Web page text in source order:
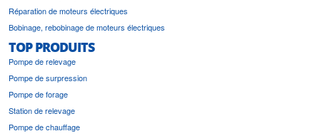
Réparation de moteurs électriques
Bobinage, rebobinage de moteurs électriques
TOP PRODUITS
Pompe de relevage
Pompe de surpression
Pompe de forage
Station de relevage
Pompe de chauffage